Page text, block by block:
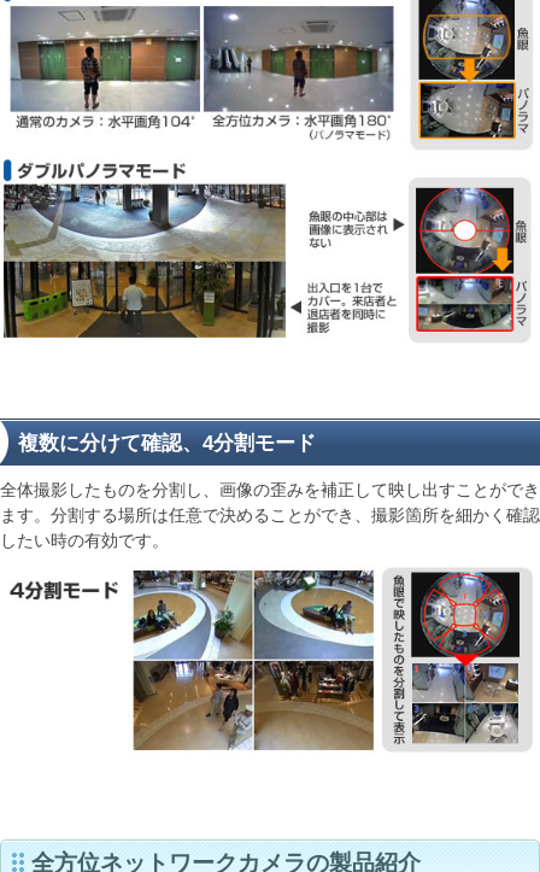
複数に分けて確認、4分割モード
全体撮影したものを分割し、画像の歪みを補正して映し出すことができ
ます。分割する場所は任意で決めることができ、撮影箇所を細かく確認
したい時の有効です。
全方位ネットワークカメラの製品紹介